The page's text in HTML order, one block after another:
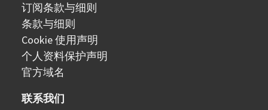
订阅条款与细则
条款与细则
Cookie 使用声明
个人资料保护声明
官方域名
联系我们